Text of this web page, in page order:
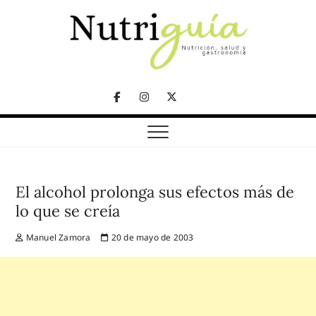
FacebookInstagram
Twitter
Telegram
Nutriguía (Desde
2002)
El alcohol prolonga sus efectos más de
lo que se creía
Manuel Zamora 20 de mayo de 2003